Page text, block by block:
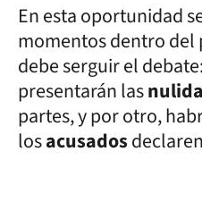
En esta oportunidad
momentos dentro
debe serguir el
presentarán las
partes, y por otro,
losacusados